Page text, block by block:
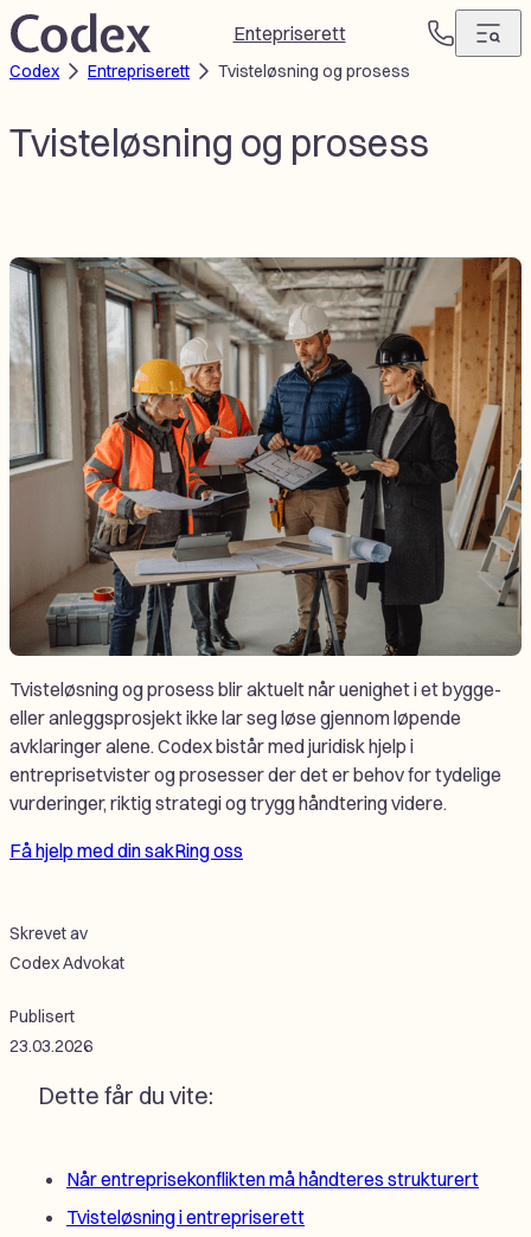
Hopp
til
innhold
Entepriserett
T
f
Codex Entrepriserett Tvisteløsning og prosess
Tvisteløsning og prosess
Tvisteløsning og prosess blir aktuelt når uenighet i et bygge-
eller anleggsprosjekt ikke lar seg løse gjennom løpende
avklaringer alene. Codex bistår med juridisk hjelp i
entreprisetvister og prosesser der det er behov for tydelige
vurderinger, riktig strategi og trygg håndtering videre.
Få hjelp med din sakRing oss
Skrevet av
Codex Advokat
Publisert
23.03.2026
Dette får du vite:
Når entreprisekonflikten må håndteres strukturert
Tvisteløsning i entrepriserett